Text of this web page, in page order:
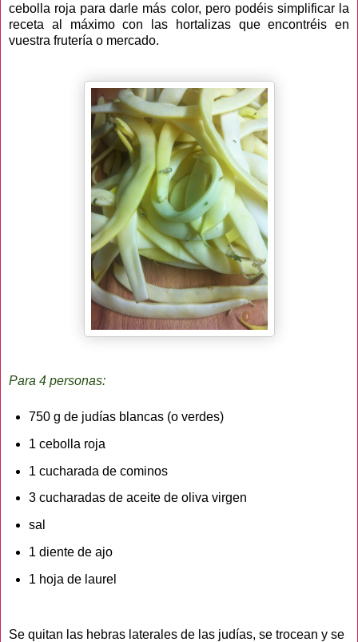
cebolla roja para darle más color, pero podéis simplificar la
receta al máximo con las hortalizas que encontréis en
vuestra frutería o mercado.
Para 4 personas:
750 g de judías blancas (o verdes)
1 cebolla roja
1 cucharada de cominos
3 cucharadas de aceite de oliva virgen
sal
1 diente de ajo
1 hoja de laurel
Se quitan las hebras laterales de las judías, se trocean y se